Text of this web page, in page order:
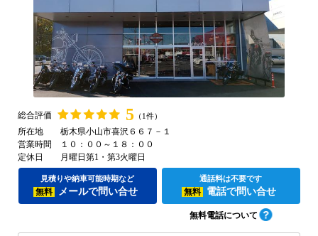
総合評価 5 （1件）
所在地
栃木県小山市喜沢６６７－１
営業時間
１０：００～１８：００
定休日
月曜日第1・第3火曜日
見積りや納車可能時期など
無料 メールで問い合せ
通話料は不要です
無料 電話で問い合せ
無料電話について